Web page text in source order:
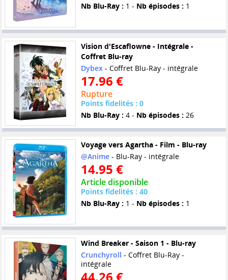
Nb Blu-Ray : 1 - Nb épisodes : 1
Vision d'Escaflowne - Intégrale -
Coffret Blu-ray
Dybex - Coffret Blu-Ray - intégrale
17.96 €
Rupture
Points fidelités : 0
Nb Blu-Ray : 4 - Nb épisodes : 26
Voyage vers Agartha - Film - Blu-ray
@Anime- Blu-Ray - intégrale
14.95 €
Article disponible
Points fidelités : 40
Nb Blu-Ray : 1 - Nb épisodes : 1
Wind Breaker - Saison 1 - Blu-ray
Crunchyroll - Coffret Blu-Ray -
intégrale
44.26 €